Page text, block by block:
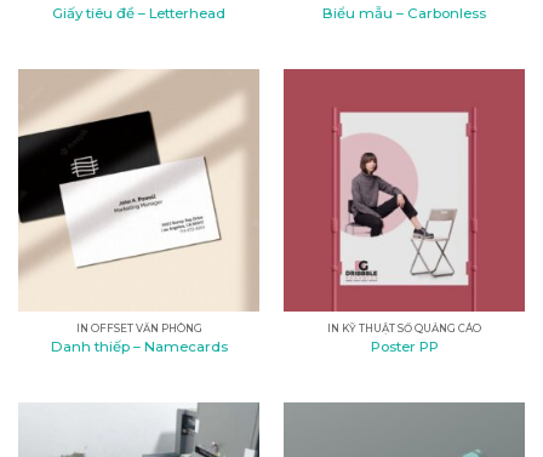
Giấy tiêu đề – Letterhead Biểu mẫu – Carbonless
IN OFFSET VĂN PHÒNG
Danh thiếp – Namecards
IN KỸ THUẬT SỐ QUẢNG CÁO
Poster PP